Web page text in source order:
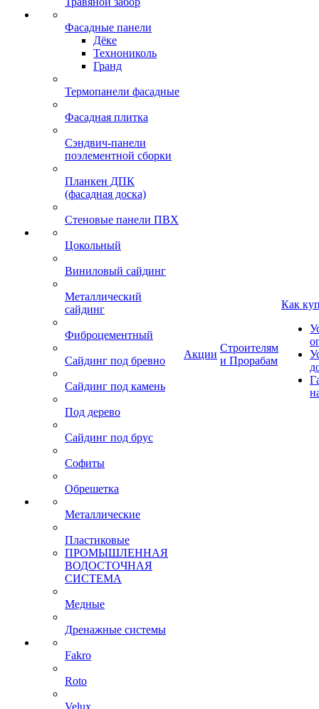
Фасадные панели
Дёке
Технониколь
Гранд
Термопанели фасадные
Фасадная плитка
Сэндвич-панели
поэлементной сборки
Планкен ДПК
(фасадная доска)
Стеновые панели ПВХ
Цокольный
Виниловый сайдинг
Металлический
сайдинг
Фиброцементный
Сайдинг под бревно
Сайдинг под камень
Под дерево
Сайдинг под брус
Софиты
Обрешетка
Металлические
Пластиковые
ПРОМЫШЛЕННАЯ
ВОДОСТОЧНАЯ
СИСТЕМА
Медные
Дренажные системы
Fakro
Roto
Velux
Акции
Строителям
и Прорабам
Как